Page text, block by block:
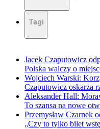
Tagi
Jacek Czaputowicz
Polska walczy o
Wojciech Warski:
Czaputowicz oskarża
Aleksander Hall:
To szansa na nowe
Przemysław Czarnek
„Czy to tylko bilet